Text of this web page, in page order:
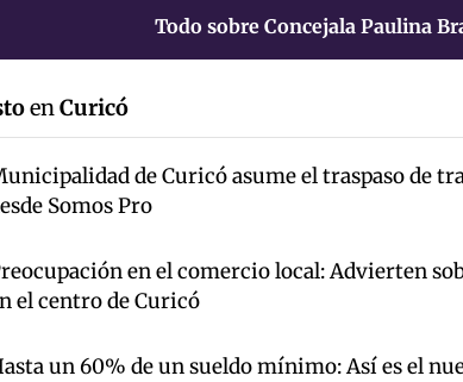
Todo sobre Concejala Paulina
enCuricó
de Curicó asume el traspaso de
Somos Pro
en el comercio local: Advierten
el centro de Curicó
un 60% de un sueldo mínimo: Así es el